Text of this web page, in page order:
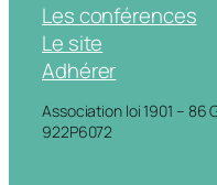
Les conférences
Le site
Adhérer
Association loi 1901 – 86
922P6072